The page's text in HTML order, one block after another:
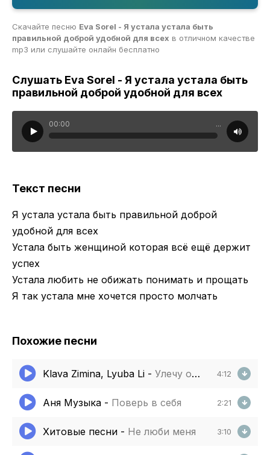
Скачайте песню Eva Sorel - Я устала устала быть
правильной доброй удобной для всех в отличном качестве
mp3 или слушайте онлайн бесплатно
Слушать Eva Sorel - Я устала устала быть
правильной доброй удобной для всех
00:00 ...
Текст песни
Я устала устала быть правильной доброй
удобной для всех
Устала быть женщиной которая всё ещё держит
успех
Устала любить не обижать понимать и прощать
Я так устала мне хочется просто молчать
Похожие песни
Klava Zimina, Lyuba Li - Улечу от тебя 4:12
Аня Музыка - Поверь в себя 2:21
Хитовые песни - Не люби меня 3:10